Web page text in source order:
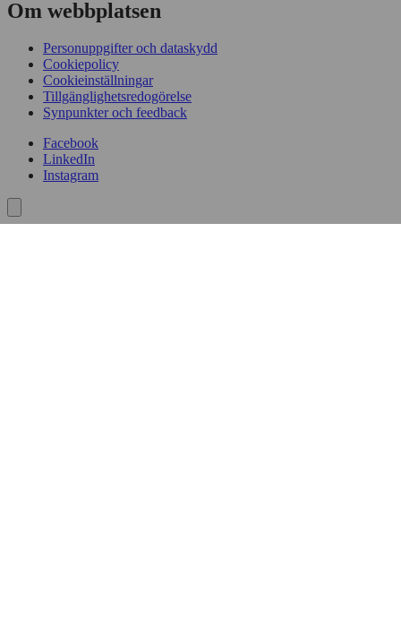
Om webbplatsen
Personuppgifter och dataskydd
Cookiepolicy
Cookieinställningar
Tillgänglighetsredogörelse
Synpunkter och feedback
Facebook
LinkedIn
Instagram